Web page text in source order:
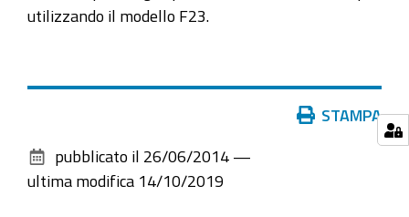
utilizzando il modello F23.
documento
STAMPA
pubblicato il 26/06/2014 —
ultima modifica 14/10/2019